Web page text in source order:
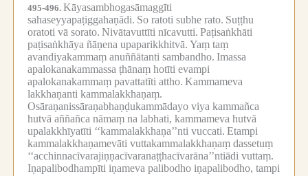
495-496. Kāyasambhogasāmaggīti
sahaseyyapaṭiggahaṇādi. So ratoti subhe rato. Suṭṭhu
oratoti vā sorato. Nivātavuttīti nīcavutti. Paṭisaṅkhāti
paṭisaṅkhāya ñāṇena upaparikkhitvā. Yaṃ taṃ
avandiyakammaṃ anuññātanti sambandho. Imassa
apalokanakammassa ṭhānaṃ hotīti evampi
apalokanakammaṃ pavattatīti attho. Kammameva
lakkhaṇanti kammalakkhaṇaṃ.
Osāraṇanissāraṇabhaṇḍukammādayo viya kammañca
hutvā aññañca nāmaṃ na labhati, kammameva hutvā
upalakkhīyatīti ‘‘kammalakkhaṇa’’nti vuccati. Etampi
kammalakkhaṇamevāti vuttakammalakkhaṇaṃ dassetuṃ
‘‘acchinnacīvarajiṇṇacīvaranaṭṭhacīvarāna’’ntiādi vuttaṃ.
Iṇapalibodhampīti iṇameva palibodho iṇapalibodho, tampi